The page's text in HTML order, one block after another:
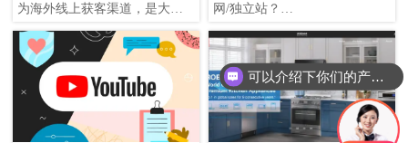
为海外线上获客渠道，是大多
时常用的两种方式。相信很多
外贸人在进行海外客户或同行
的背调时都会去搜索引擎查找
其独立站（国内称官网）、平
台店铺（类似阿里巴巴、中国
制造网等），通过独立站和店
网/独立站？
擎集生产生活方式一体化，使
用一个搜索引擎便能解决普遍
诉求，所以基本采用能够被搜
索引擎收录的网址的方式作为
企业营销阵地。
可以介绍下你们的产品么